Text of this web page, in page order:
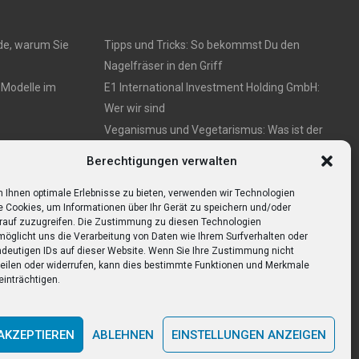
Berechtigungen verwalten
Ihnen optimale Erlebnisse zu bieten, verwenden wir Technologien
Cookies, um Informationen über Ihr Gerät zu speichern und/oder
zuzugreifen. Die Zustimmung zu diesen Technologien
uns die Verarbeitung von Daten wie Ihrem Surfverhalten oder
IDs auf dieser Website. Wenn Sie Ihre Zustimmung nicht
oder widerrufen, kann dies bestimmte Funktionen und Merkmale
ABLEHNEN EINSTELLUNGEN ANZEIGEN
warum Sie
im
Tipps und Tricks: So bekommst Du den
Nagelfräser in den Griff
E1 International Investment Holding GmbH:
Wer wir sind
Veganismus und Vegetarismus: Was ist der
Aufmerksamkeit erregt.